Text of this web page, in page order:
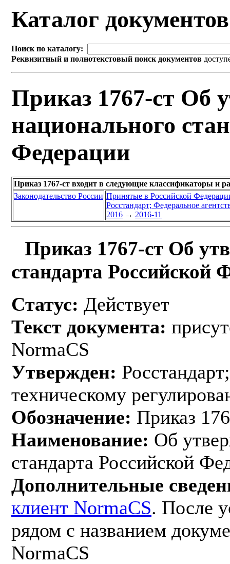
Каталог
Поиск по каталогу:
Реквизитный и полнотекстовый поиск документов
Приказ 1767-ст Об
национального
Федерации
Приказ 1767-ст входит в следующие классификаторы и
Законодательство России Принятые в Российской
Росстандарт; Федеральное
2016 → 2016-11
Приказ 1767-ст Об
стандарта Российской
Статус: Действует
Текст документа:
NormaCS
Утвержден:
техническому
Обозначение: Приказ
Наименование: Об
стандарта Российской
Дополнительные
клиент NormaCS. После
рядом с названием
NormaCS